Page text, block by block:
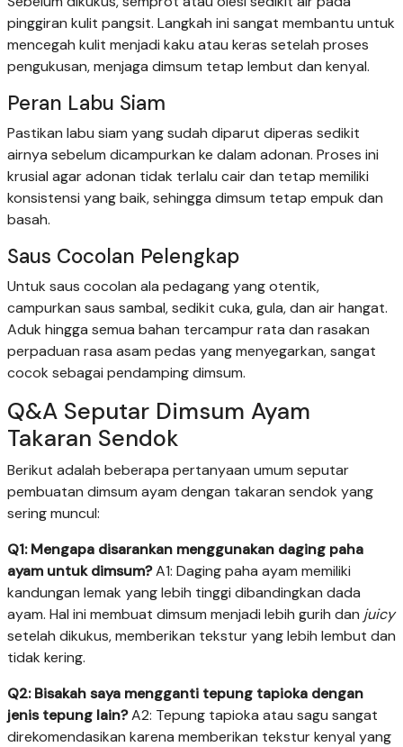
pinggiran kulit pangsit. Langkah ini sangat membantu untuk
mencegah kulit menjadi kaku atau keras setelah proses
pengukusan, menjaga dimsum tetap lembut dan kenyal.
Peran Labu Siam
Pastikan labu siam yang sudah diparut diperas sedikit
airnya sebelum dicampurkan ke dalam adonan. Proses ini
krusial agar adonan tidak terlalu cair dan tetap memiliki
konsistensi yang baik, sehingga dimsum tetap empuk dan
basah.
Saus Cocolan Pelengkap
Untuk saus cocolan ala pedagang yang otentik,
campurkan saus sambal, sedikit cuka, gula, dan air hangat.
Aduk hingga semua bahan tercampur rata dan rasakan
perpaduan rasa asam pedas yang menyegarkan, sangat
cocok sebagai pendamping dimsum.
Q&A Seputar Dimsum Ayam
Takaran Sendok
Berikut adalah beberapa pertanyaan umum seputar
pembuatan dimsum ayam dengan takaran sendok yang
sering muncul:
Q1: Mengapa disarankan menggunakan daging paha
ayam untuk dimsum?A1: Daging paha ayam memiliki
kandungan lemak yang lebih tinggi dibandingkan dada
ayam. Hal ini membuat dimsum menjadi lebih gurih dan juicy
setelah dikukus, memberikan tekstur yang lebih lembut dan
tidak kering.
Q2: Bisakah saya mengganti tepung tapioka dengan
jenis tepung lain?A2: Tepung tapioka atau sagu sangat
direkomendasikan karena memberikan tekstur kenyal yang